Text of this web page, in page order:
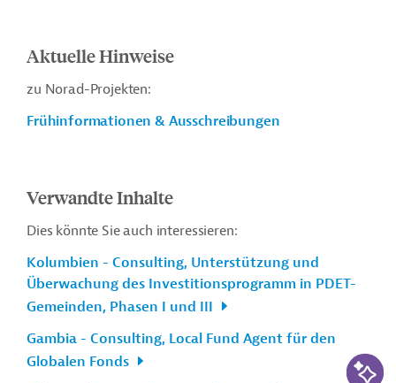
Aktuelle Hinweise
zu Norad-Projekten:
Frühinformationen & Ausschreibungen
Verwandte Inhalte
Dies könnte Sie auch interessieren:
Kolumbien - Consulting, Unterstützung und
Überwachung des Investitionsprogramm in PDET-
Gemeinden, Phasen I und III
Gambia - Consulting, Local Fund Agent für den
Globalen Fonds
KI-